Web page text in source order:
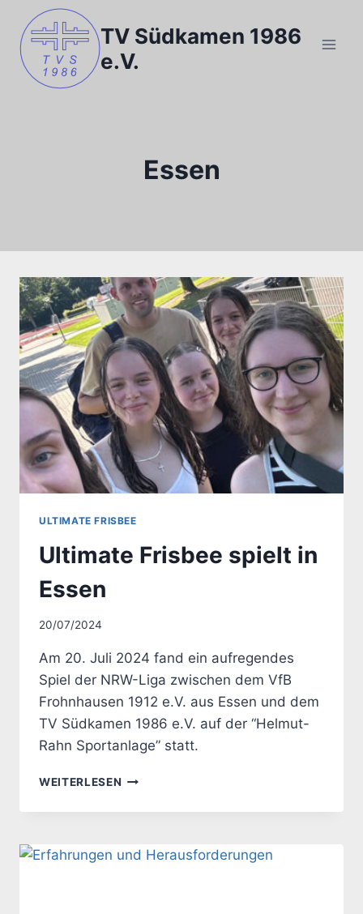
Inhalt
springen
TV Südkamen 1986
e.V.
Essen
ULTIMATE FRISBEE
Ultimate Frisbee spielt in
Essen
Von
20/07/2024
Am 20. Juli 2024 fand ein aufregendes
Spiel der NRW-Liga zwischen dem VfB
Frohnhausen 1912 e.V. aus Essen und dem
TV Südkamen 1986 e.V. auf der “Helmut-
Rahn Sportanlage” statt.
WEITERLESEN ULTIMATE
SPIELT